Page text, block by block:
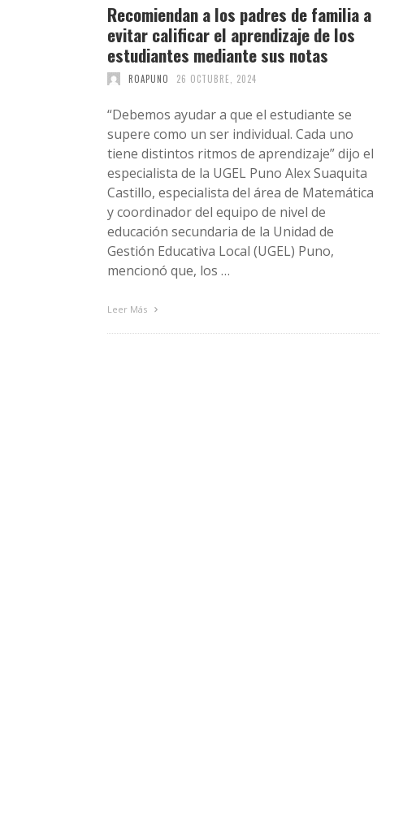
Recomiendan a los padres de familia a
evitar calificar el aprendizaje de los
estudiantes mediante sus notas
ROAPUNO 26 OCTUBRE, 2024
“Debemos ayudar a que el estudiante se
supere como un ser individual. Cada uno
tiene distintos ritmos de aprendizaje” dijo el
especialista de la UGEL Puno Alex Suaquita
Castillo, especialista del área de Matemática
y coordinador del equipo de nivel de
educación secundaria de la Unidad de
Gestión Educativa Local (UGEL) Puno,
mencionó que, los …
Leer Más